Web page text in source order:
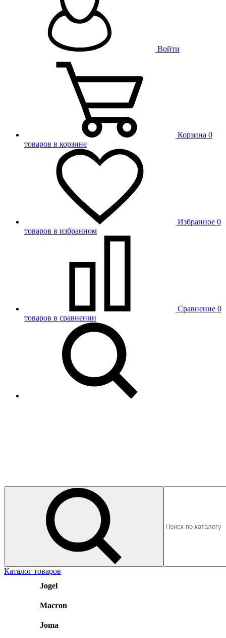
Войти
Корзина 0
товаров в корзине
Избранное 0
товаров в избранном
Сравнение 0
товаров в сравнении
Каталог товаров
Jogel
Macron
Joma